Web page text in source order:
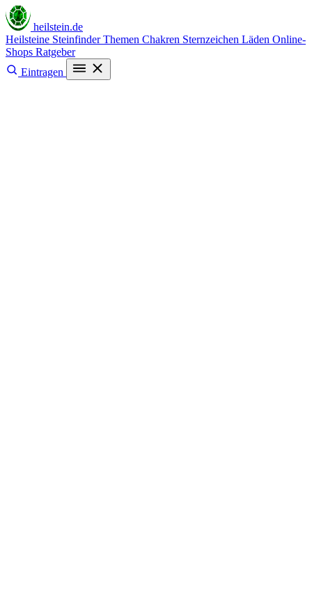
heilstein.de
Heilsteine SteinfinderThemen Chakren Sternzeichen Läden Online-
Shops Ratgeber
Eintragen